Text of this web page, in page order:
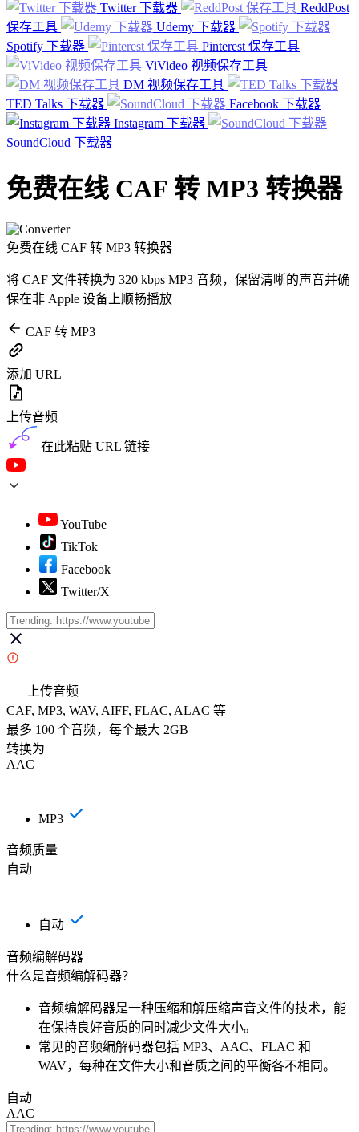
Twitter 下载器
ReddPost
保存工具
Udemy 下载器
Spotify 下载器
Pinterest 保存工具
ViVideo 视频保存工具
DM 视频保存工具
TED Talks 下载器
Facebook 下载器
Instagram 下载器
SoundCloud 下载器
免费在线 CAF 转 MP3 转换器
免费在线 CAF 转 MP3 转换器
将 CAF 文件转换为 320 kbps MP3 音频，保留清晰的声音并确
保在非 Apple 设备上顺畅播放
CAF 转 MP3
添加 URL
上传音频
在此粘贴 URL 链接
YouTube
TikTok
Facebook
Twitter/X
上传音频
CAF, MP3, WAV, AIFF, FLAC, ALAC 等
最多 100 个音频，每个最大 2GB
转换为
AAC
MP3
音频质量
自动
自动
音频编解码器
什么是音频编解码器？
音频编解码器是一种压缩和解压缩声音文件的技术，能
在保持良好音质的同时减少文件大小。
常见的音频编解码器包括 MP3、AAC、FLAC 和
WAV，每种在文件大小和音质之间的平衡各不相同。
自动
AAC